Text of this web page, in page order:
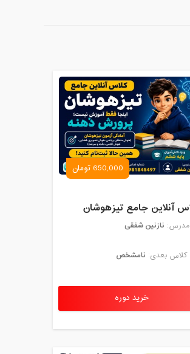
650,000 تومان
آنلاین جامع تیزهوشان
مدرس: نازنین شفقی
کلاس بعدی: نامشخص
خرید دوره